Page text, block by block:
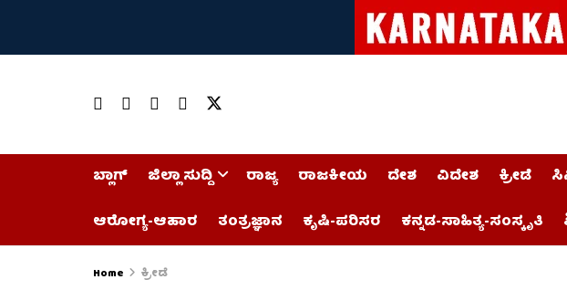
ಬ್ಲಾಗ್ ಜಿಲ್ಲಾ ಸುದ್ದಿ ರಾಜ್ಯ ರಾಜಕೀಯ ದೇಶ ವಿದೇಶ ಕ್ರೀಡೆ
ಆರೋಗ್ಯ-ಆಹಾರ
ತಂತ್ರಜ್ಞಾನ ಕೃಷಿ-ಪರಿಸರ ಕನ್ನಡ-ಸಾಹಿತ್ಯ-ಸಂಸ್ಕೃತಿ
Home ಕ್ರೀಡೆ